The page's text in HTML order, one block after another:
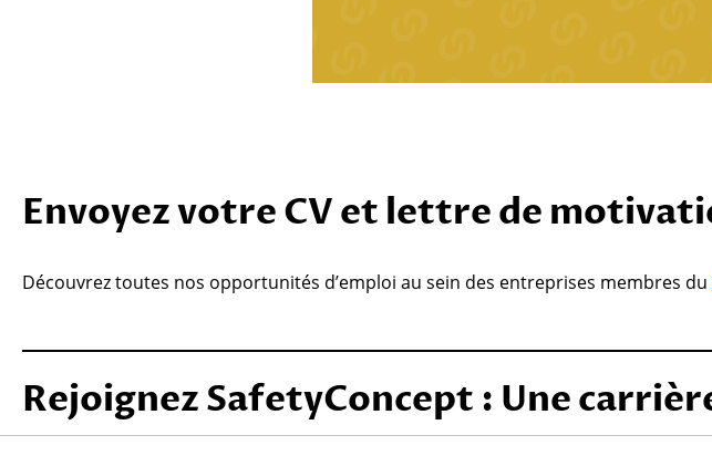
Envoyez votre CV et lettre de
Découvrez toutes nos opportunités d’emploi au sein des entreprises membres du
Rejoignez SafetyConcept : Une